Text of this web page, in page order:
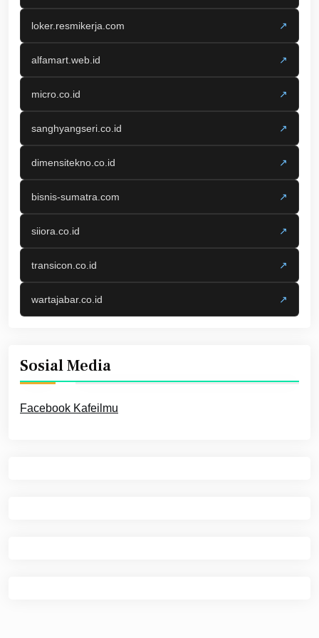
loker.resmikerja.com ↗
alfamart.web.id ↗
micro.co.id ↗
sanghyangseri.co.id ↗
dimensitekno.co.id ↗
bisnis-sumatra.com ↗
siiora.co.id ↗
transicon.co.id ↗
wartajabar.co.id ↗
Sosial Media
Facebook Kafeilmu